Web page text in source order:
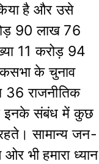
है और उसे
90 लाख 76
11 करोड़ 94
के चुनाव
36 राजनीतिक
इनके संबंध में कुछ
सामान्य जन-
भी हमारा ध्यान